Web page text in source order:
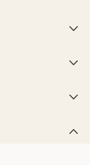



